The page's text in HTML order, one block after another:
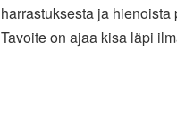
harrastuksesta ja
Tavoite on ajaa kisa läpi